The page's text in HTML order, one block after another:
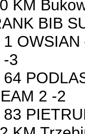
KM
BIB
1
-3
64
2 -2
83